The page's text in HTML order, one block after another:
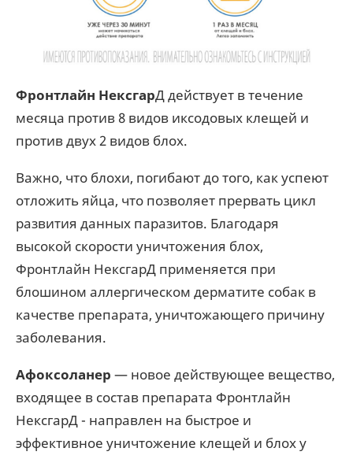
Фронтлайн НексгарД действует в течение
месяца против 8 видов иксодовых клещей и
против двух 2 видов блох.
Важно, что блохи, погибают до того, как успеют
отложить яйца, что позволяет прервать цикл
развития данных паразитов. Благодаря
высокой скорости уничтожения блох,
Фронтлайн НексгарД применяется при
блошином аллергическом дерматите собак в
качестве препарата, уничтожающего причину
заболевания.
Афоксоланер — новое действующее вещество,
входящее в состав препарата Фронтлайн
НексгарД - направлен на быстрое и
эффективное уничтожение клещей и блох у